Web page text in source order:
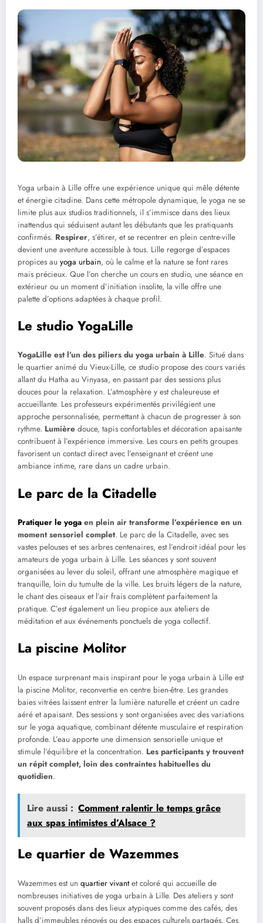
Yoga urbain à Lille offre une expérience unique qui mêle détente
et énergie citadine. Dans cette métropole dynamique, le yoga ne se
limite plus aux studios traditionnels, il s’immisce dans des lieux
inattendus qui séduisent autant les débutants que les pratiquants
confirmés. Respirer, s’étirer, et se recentrer en plein centre-ville
devient une aventure accessible à tous. Lille regorge d’espaces
propices au yoga urbain, où le calme et la nature se font rares
mais précieux. Que l’on cherche un cours en studio, une séance en
extérieur ou un moment d’initiation insolite, la ville offre une
palette d’options adaptées à chaque profil.
Le studio YogaLille
YogaLille est l’un des piliers du yoga urbain à Lille. Situé dans
le quartier animé du Vieux-Lille, ce studio propose des cours variés
allant du Hatha au Vinyasa, en passant par des sessions plus
douces pour la relaxation. L’atmosphère y est chaleureuse et
accueillante. Les professeurs expérimentés privilégient une
approche personnalisée, permettant à chacun de progresser à son
rythme. Lumière douce, tapis confortables et décoration apaisante
contribuent à l’expérience immersive. Les cours en petits groupes
favorisent un contact direct avec l’enseignant et créent une
ambiance intime, rare dans un cadre urbain.
Le parc de la Citadelle
Pratiquer le yoga en plein air transforme l’expérience en un
moment sensoriel complet. Le parc de la Citadelle, avec ses
vastes pelouses et ses arbres centenaires, est l’endroit idéal pour les
amateurs de yoga urbain à Lille. Les séances y sont souvent
organisées au lever du soleil, offrant une atmosphère magique et
tranquille, loin du tumulte de la ville. Les bruits légers de la nature,
le chant des oiseaux et l’air frais complètent parfaitement la
pratique. C’est également un lieu propice aux ateliers de
méditation et aux événements ponctuels de yoga collectif.
La piscine Molitor
Un espace surprenant mais inspirant pour le yoga urbain à Lille est
la piscine Molitor, reconvertie en centre bien-être. Les grandes
baies vitrées laissent entrer la lumière naturelle et créent un cadre
aéré et apaisant. Des sessions y sont organisées avec des variations
sur le yoga aquatique, combinant détente musculaire et respiration
profonde. L’eau apporte une dimension sensorielle unique et
stimule l’équilibre et la concentration. Les participants y trouvent
un répit complet, loin des contraintes habituelles du
quotidien.
Lire aussi : Comment ralentir le temps grâce
aux spas intimistes d’Alsace ?
Le quartier de Wazemmes
Wazemmes est un quartier vivantet coloré qui accueille de
nombreuses initiatives de yoga urbain à Lille. Des ateliers y sont
souvent proposés dans des lieux atypiques comme des cafés, des
halls d’immeubles rénovés ou des espaces culturels partagés. Ces